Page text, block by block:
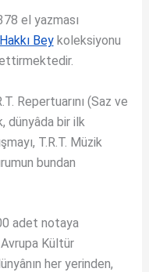
el yazması
Beykoleksiyonu
ettirmektedir.
Repertuarını (Saz ve
dünyâda bir ilk
T.R.T. Müzik
bundan
adet notaya
Kültür
her yerinden,